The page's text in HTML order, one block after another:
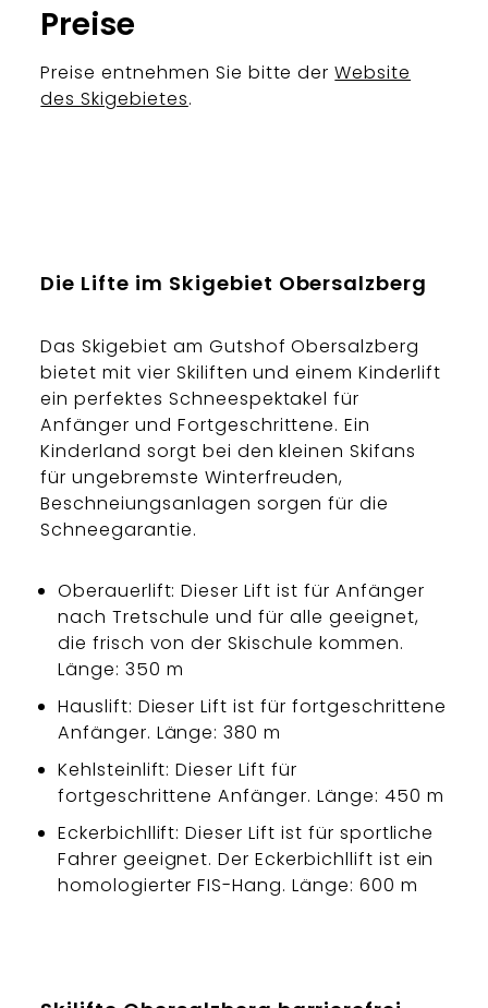
Preise
Preise entnehmen Sie bitte derWebsite
des Skigebietes.
Die Lifte im Skigebiet Obersalzberg
Das Skigebiet am Gutshof Obersalzberg
bietet mit vier Skiliften und einem Kinderlift
ein perfektes Schneespektakel für
Anfänger und Fortgeschrittene. Ein
Kinderland sorgt bei den kleinen Skifans
für ungebremste Winterfreuden,
Beschneiungsanlagen sorgen für die
Schneegarantie.
Oberauerlift: Dieser Lift ist für Anfänger
nach Tretschule und für alle geeignet,
die frisch von der Skischule kommen.
Länge: 350 m
Hauslift: Dieser Lift ist für fortgeschrittene
Anfänger. Länge: 380 m
Kehlsteinlift: Dieser Lift für
fortgeschrittene Anfänger. Länge: 450 m
Eckerbichllift: Dieser Lift ist für sportliche
Fahrer geeignet. Der Eckerbichllift ist ein
homologierter FIS-Hang. Länge: 600 m